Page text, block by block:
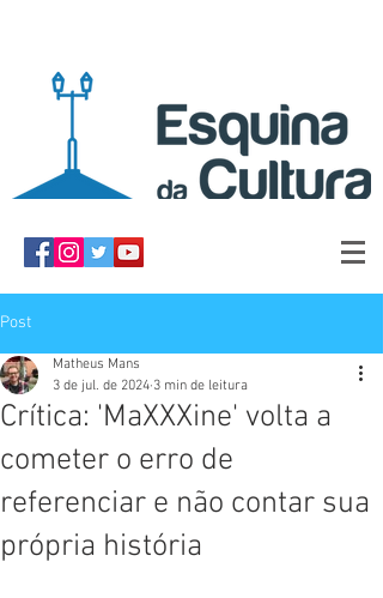
Post
Crítica: 'MaXXXine' volta a
cometer o erro de
referenciar e não contar sua
própria história
Matheus Mans
3 de jul. de 2024 3 min de leitura